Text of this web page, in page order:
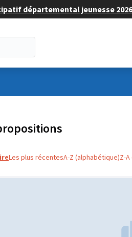
départemental jeunesse 2026
Les plus récentesA-Z (alphabétique)Z-